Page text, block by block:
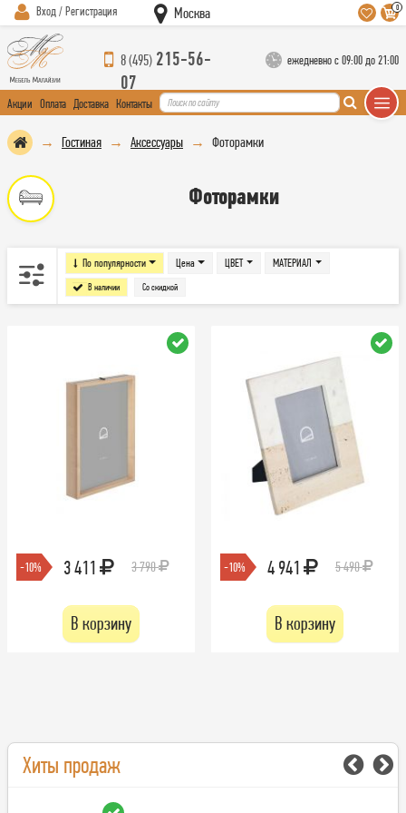
Вход / Регистрация Москва 0
8 (495) 215-56-
07
ежедневно с 09:00 до 21:00
Акции Оплата Доставка Контакты
Гостиная Аксессуары Фоторамки
Фоторамки
По популярности Цена
В наличии Со скидкой
ЦВЕТ МАТЕРИАЛ
-10% 3 411 3 790
В корзину
-10% 4 941 5 490
В корзину
Хиты продаж